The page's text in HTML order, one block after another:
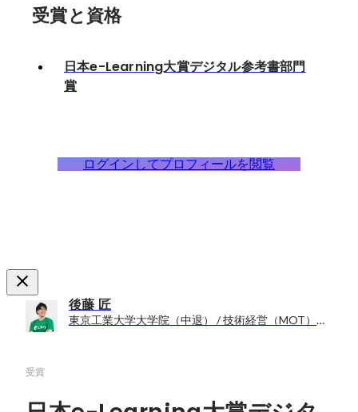
受賞と資格
日本e-Learning大賞デジタル参考書部門
賞
ログインしてプロフィールを閲覧
後藤 匠
東京工業大学大学院（中退） / 技術経営（MOT）専攻比嘉研究室
受賞